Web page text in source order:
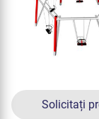
Solicitați